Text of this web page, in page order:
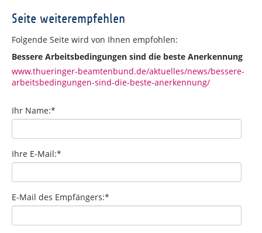
Seite weiterempfehlen
Folgende Seite wird von Ihnen empfohlen:
Bessere Arbeitsbedingungen sind die beste Anerkennung
www.thueringer-beamtenbund.de/aktuelles/news/bessere-
arbeitsbedingungen-sind-die-beste-anerkennung/
Ihr Name:*
Ihre E-Mail:*
E-Mail des Empfängers:*